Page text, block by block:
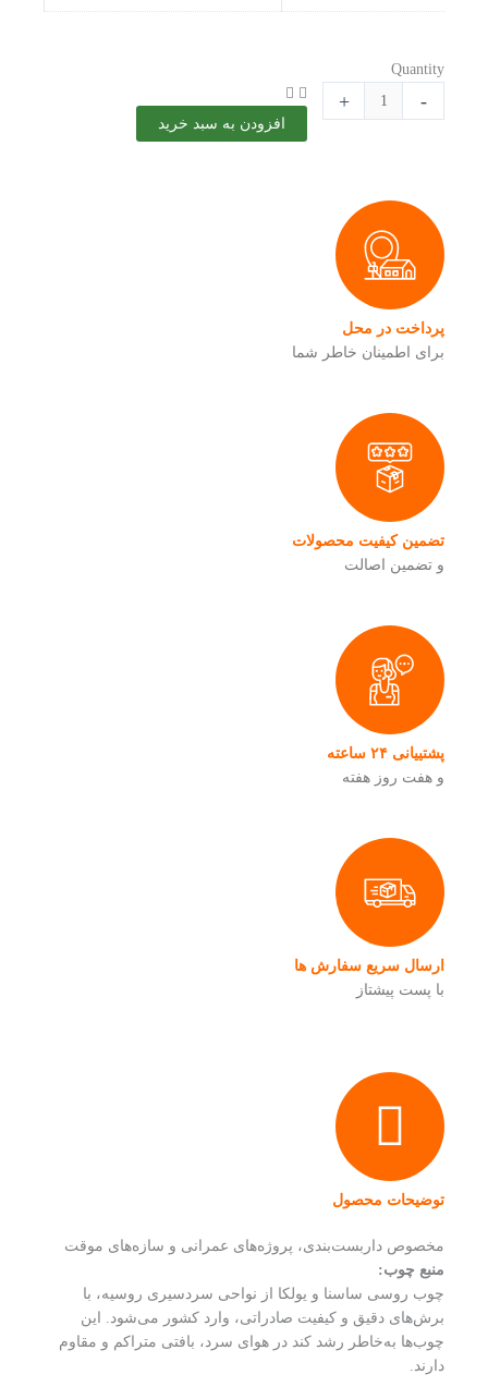
Quantity
-
چوب
سايز
+
افزودن به سبد خرید
پرداخت در محل
برای اطمینان خاطر شما
تضمین کیفیت محصولات
و تضمین اصالت
پشتییانی ۲۴ ساعته
و هفت روز هفته
ارسال سریع سفارش ها
با پست پیشتاز
توضیحات محصول
مخصوص داربست‌بندی، پروژه‌های عمرانی و سازه‌های موقت
منبع چوب:
چوب روسی ساسنا و یولکا از نواحی سردسیری روسیه، با
برش‌های دقیق و کیفیت صادراتی، وارد کشور می‌شود. این
چوب‌ها به‌خاطر رشد کند در هوای سرد، بافتی متراکم و مقاوم
دارند.